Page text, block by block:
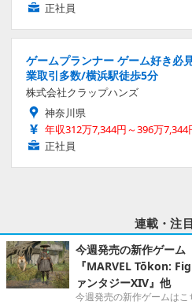
正社員
ゲームプランナー ゲーム好き必
業取引多数/横浜駅徒歩5分
株式会社クラップハンズ
神奈川県
年収312万7,344円～396万7,344
正社員
連載・注
今週発売の新作ゲー
『MARVEL Tōkon:
ァンタジーXIV』他
今週発売の新作ゲームはこ